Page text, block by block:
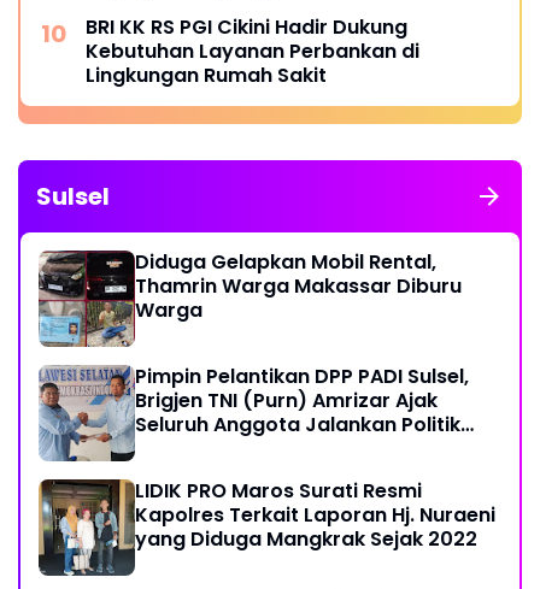
BRI KK RS PGI Cikini Hadir Dukung
Kebutuhan Layanan Perbankan di
Lingkungan Rumah Sakit
Sulsel
Diduga Gelapkan Mobil Rental,
Thamrin Warga Makassar Diburu
Warga
Pimpin Pelantikan DPP PADI Sulsel,
Brigjen TNI (Purn) Amrizar Ajak
Seluruh Anggota Jalankan Politik
LIDIK PRO Maros Surati Resmi
Kapolres Terkait Laporan Hj. Nuraeni
yang Diduga Mangkrak Sejak 2022